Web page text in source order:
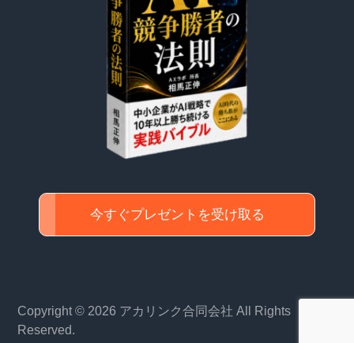
今すぐプレゼントを受け取る
Copyright © 2026 アカリンク合同会社 All Rights
Reserved.